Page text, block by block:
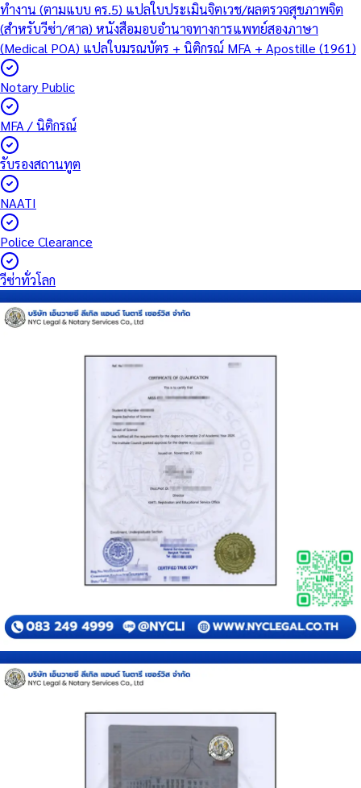
ทำงาน (ตามแบบ คร.5) แปลใบประเมินจิตเวช/ผลตรวจสุขภาพจิต
(สำหรับวีซ่า/ศาล) หนังสือมอบอำนาจทางการแพทย์สองภาษา
(Medical POA) แปลใบมรณบัตร + นิติกรณ์ MFA + Apostille (1961)
Notary Public
MFA / นิติกรณ์
รับรองสถานทูต
NAATI
Police Clearance
วีซ่าทั่วโลก